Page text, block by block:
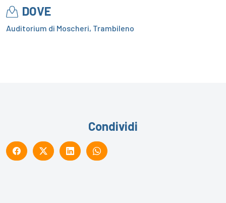
DOVE
Auditorium di Moscheri, Trambileno
Condividi